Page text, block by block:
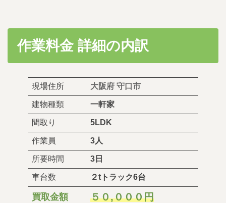
作業料金 詳細の内訳
現場住所 大阪府 守口市
建物種類 一軒家
間取り 5LDK
作業員 3人
所要時間 3日
車台数 ２tトラック6台
買取金額 ５０,０００円